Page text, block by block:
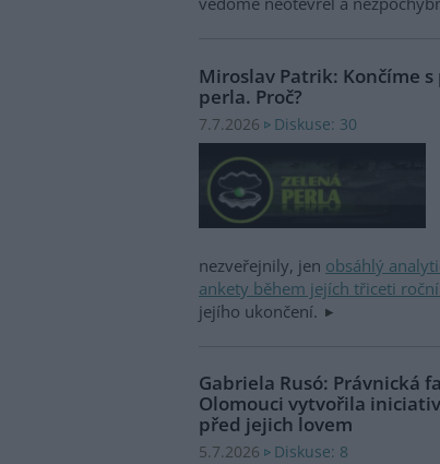
Miroslav Patrik: Končíme
perla. Proč?
7.7.2026 Diskuse: 30
nezveřejnily, jen obsáhlý
ankety během jejích třiceti
jejího ukončení.
Gabriela Rusó: Právnická
Olomouci vytvořila
před jejich lovem
5.7.2026 Diskuse: 8